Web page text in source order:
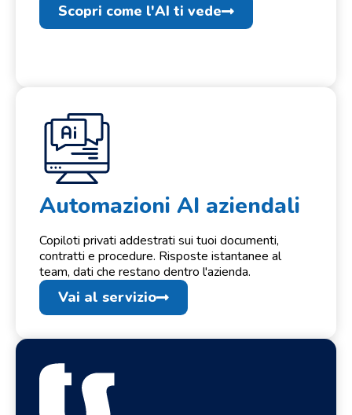
Scopri come l'AI ti vede
Automazioni AI aziendali
Copiloti privati addestrati sui tuoi documenti,
contratti e procedure. Risposte istantanee al
team, dati che restano dentro l'azienda.
Vai al servizio